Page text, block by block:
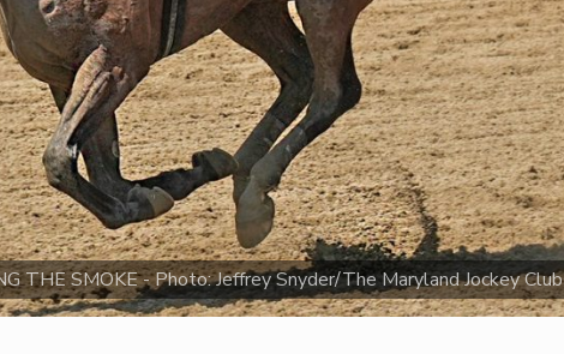
THE SMOKE - Photo: Jeffrey Snyder/The Maryland Jockey Club